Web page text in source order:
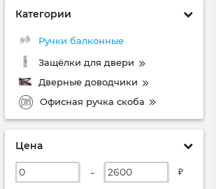
Категории
Ручки балконные
Защёлки для двери
Дверные доводчики
Офисная ручка скоба
Цена
- ₽